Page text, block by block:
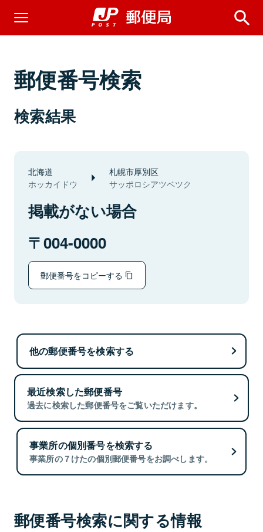
郵便番号検索
検索結果
北海道
ホッカイドウ
札幌市厚別区
サッポロシアツベツク
掲載がない場合
004-0000
郵便番号をコピーする
他の郵便番号を検索する
最近検索した郵便番号
過去に検索した郵便番号をご覧いただけます。
事業所の個別番号を検索する
事業所の７けたの個別郵便番号をお調べします。
郵便番号検索に関する情報